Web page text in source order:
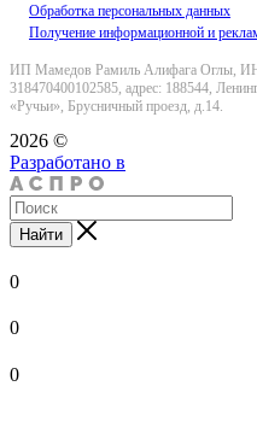
Обработка персональных данных
Получение информационной и
ИП Мамедов Рамиль Алифага Оглы,
318470400102585, адрес: 188544,
«Ручьи», Брусничный проезд, д.14.
2026 ©
Разработано в
Найти
0
0
0